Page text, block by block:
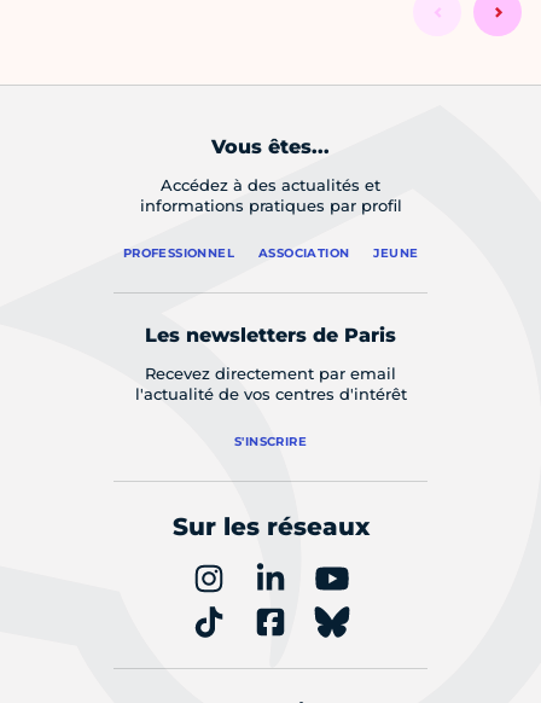
Vous êtes...
Accédez à des actualités et
informations pratiques par profil
PROFESSIONNEL ASSOCIATION JEUNE
Les newsletters de Paris
Recevez directement par email
l'actualité de vos centres d'intérêt
S'INSCRIRE
Sur les réseaux